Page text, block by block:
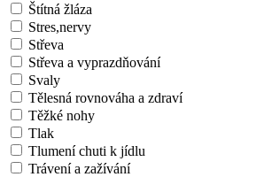
Štítná žláza
Stres,nervy
Střeva
Střeva a vyprazdňování
Svaly
Tělesná rovnováha a zdraví
Těžké nohy
Tlak
Tlumení chuti k jídlu
Trávení a zažívání